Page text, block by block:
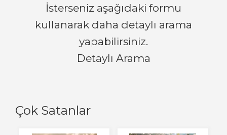
Çok Satanlar
İsterseniz aşağıdaki formu
kullanarak daha detaylı arama
yapabilirsiniz.
Detaylı Arama